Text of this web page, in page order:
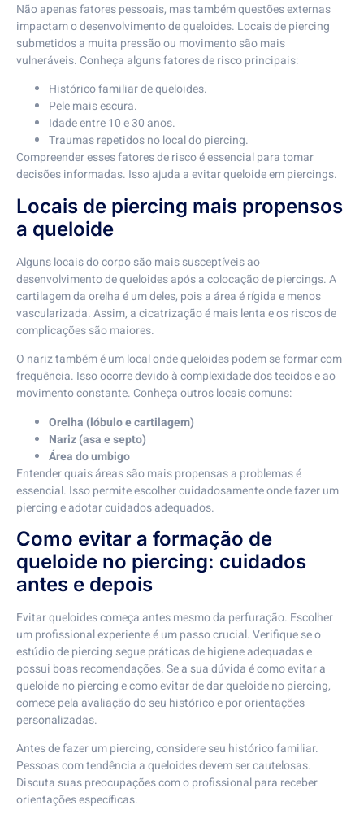
Não apenas fatores pessoais, mas também questões externas
impactam o desenvolvimento de queloides. Locais de piercing
submetidos a muita pressão ou movimento são mais
vulneráveis. Conheça alguns fatores de risco principais:
Histórico familiar de queloides.
Pele mais escura.
Idade entre 10 e 30 anos.
Traumas repetidos no local do piercing.
Compreender esses fatores de risco é essencial para tomar
decisões informadas. Isso ajuda a evitar queloide em piercings.
Locais de piercing mais propensos
a queloide
Alguns locais do corpo são mais susceptíveis ao
desenvolvimento de queloides após a colocação de piercings. A
cartilagem da orelha é um deles, pois a área é rígida e menos
vascularizada. Assim, a cicatrização é mais lenta e os riscos de
complicações são maiores.
O nariz também é um local onde queloides podem se formar com
frequência. Isso ocorre devido à complexidade dos tecidos e ao
movimento constante. Conheça outros locais comuns:
Orelha (lóbulo e cartilagem)
Nariz (asa e septo)
Área do umbigo
Entender quais áreas são mais propensas a problemas é
essencial. Isso permite escolher cuidadosamente onde fazer um
piercing e adotar cuidados adequados.
Como evitar a formação de
queloide no piercing: cuidados
antes e depois
Evitar queloides começa antes mesmo da perfuração. Escolher
um profissional experiente é um passo crucial. Verifique se o
estúdio de piercing segue práticas de higiene adequadas e
possui boas recomendações. Se a sua dúvida é como evitar a
queloide no piercing e como evitar de dar queloide no piercing,
comece pela avaliação do seu histórico e por orientações
personalizadas.
Antes de fazer um piercing, considere seu histórico familiar.
Pessoas com tendência a queloides devem ser cautelosas.
Discuta suas preocupações com o profissional para receber
orientações específicas.